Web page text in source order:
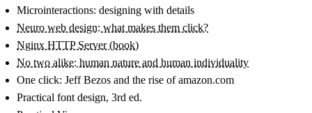
Microinteractions: designing with details
Neuro web design: what makes them click?
Nginx HTTP Server (book)
No two alike: human nature and human individuality
One click: Jeff Bezos and the rise of amazon.com
Practical font design, 3rd ed.